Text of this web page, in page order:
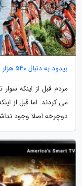
بیدود به دنبال 540 هزار سفر روزانه
مردم قبل از اینکه
می کردند. اما قبل از
دوچرخه اصلا وجود